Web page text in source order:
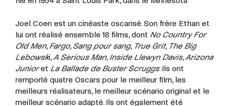
Joel Coen est un cinéaste oscarisé. Son frère Ethan et
lui ont réalisé ensemble 18 films, dont No Country For
Old Men, Fargo, Sang pour sang, True Grit, The Big
Lebowski,A Serious Man, Inside Llewyn Davis,Arizona
Junioret La Ballade de Buster Scruggs. Ils ont
remporté quatre Oscars pour le meilleur film, les
meilleurs réalisateurs, le meilleur scénario original et le
meilleur scénario adapté. Ils ont également été